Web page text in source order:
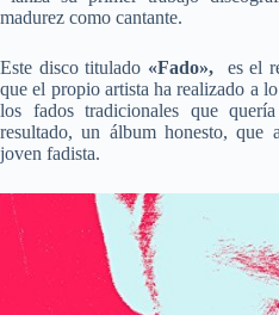
madurez como cantante.
Este disco titulado «Fado», es el
que el propio artista ha realizado a
los fados tradicionales que
resultado, un álbum honesto, que
joven fadista.